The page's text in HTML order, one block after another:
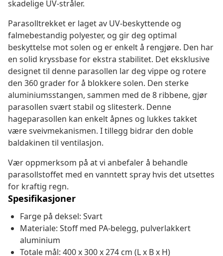
skadelige UV-stråler.
Parasolltrekket er laget av UV-beskyttende og
falmebestandig polyester, og gir deg optimal
beskyttelse mot solen og er enkelt å rengjøre. Den har
en solid kryssbase for ekstra stabilitet. Det eksklusive
designet til denne parasollen lar deg vippe og rotere
den 360 grader for å blokkere solen. Den sterke
aluminiumsstangen, sammen med de 8 ribbene, gjør
parasollen svært stabil og slitesterk. Denne
hageparasollen kan enkelt åpnes og lukkes takket
være sveivmekanismen. I tillegg bidrar den doble
baldakinen til ventilasjon.
Vær oppmerksom på at vi anbefaler å behandle
parasollstoffet med en vanntett spray hvis det utsettes
for kraftig regn.
Spesifikasjoner
Farge på deksel: Svart
Materiale: Stoff med PA-belegg, pulverlakkert
aluminium
Totale mål: 400 x 300 x 274 cm (L x B x H)